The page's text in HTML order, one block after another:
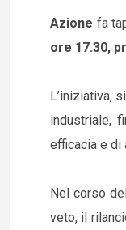
Azione fa
ore 17.30,
L’iniziativa,
industriale,
efficacia e di
Nel corso
veto, il